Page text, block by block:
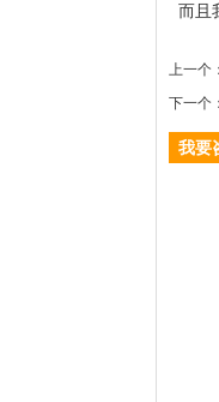
而且
上一个：
下一个：
我要